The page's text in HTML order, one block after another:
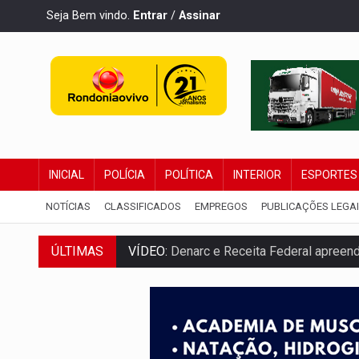
Seja Bem vindo. Entrar / Assinar
INICIAL POLÍCIA POLÍTICA INTERIOR ESPORTES
NOTÍCIAS CLASSIFICADOS EMPREGOS PUBLICAÇÕES
ÚLTIMAS VÍDEO: Denarc e Receita Federal
OPERAÇÃO DA PC:Membros do CV são
ENTRADA GRATUITA:Espetáculo As
Três são presos após furto de